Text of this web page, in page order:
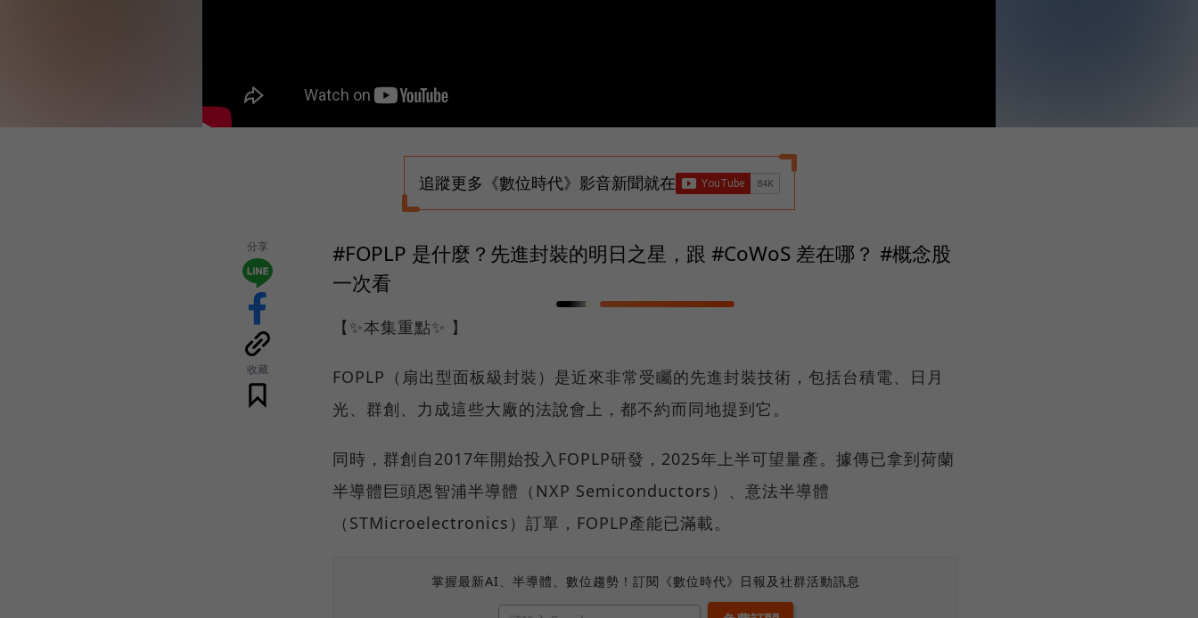
追蹤更多《數位時代》影音新聞就在
分享
收藏
#FOPLP 是什麼？先進封裝的明日之星，跟 #CoWoS 差在哪？ #概念股
一次看
【✨本集重點✨ 】
FOPLP（扇出型面板級封裝）是近來非常受矚的先進封裝技術，包括台積電、日月
光、群創、力成這些大廠的法說會上，都不約而同地提到它。
同時，群創自2017年開始投入FOPLP研發，2025年上半可望量產。據傳已拿到荷蘭
半導體巨頭恩智浦半導體（NXP Semiconductors）、意法半導體
（STMicroelectronics）訂單，FOPLP產能已滿載。
掌握最新AI、半導體、數位趨勢！訂閱《數位時代》日報及社群活動訊息